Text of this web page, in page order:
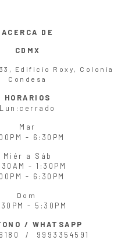
ACERCA DE
CDMX
Edificio Roxy, Colonia
Condesa
HORARIOS
Lun :cerrado
Mar
- 6:30PM
Miér a
Sáb
- 1:30PM
- 6:30PM
Dom
- 5:30PM
/ WHATSAPP
/ 9993354591